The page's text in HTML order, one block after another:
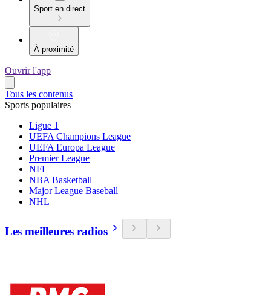
Sport en direct
À proximité
Ouvrir l'app
Tous les contenus
Sports populaires
Ligue 1
UEFA Champions League
UEFA Europa League
Premier League
NFL
NBA Basketball
Major League Baseball
NHL
Les meilleures radios